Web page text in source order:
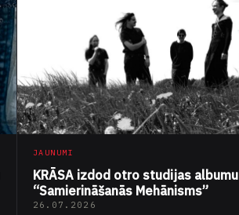
JAUNUMI
KRĀSA izdod otro studijas albumu
“Samierināšanās Mehānisms”
26.07.2026